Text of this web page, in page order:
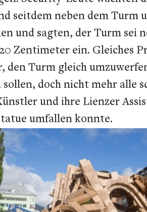
seitdem neben dem Turm
und sagten, der Turm sei
Zentimeter ein. Gleiches
den Turm gleich
doch nicht mehr alle
und ihre Lienzer
umfallen konnte.